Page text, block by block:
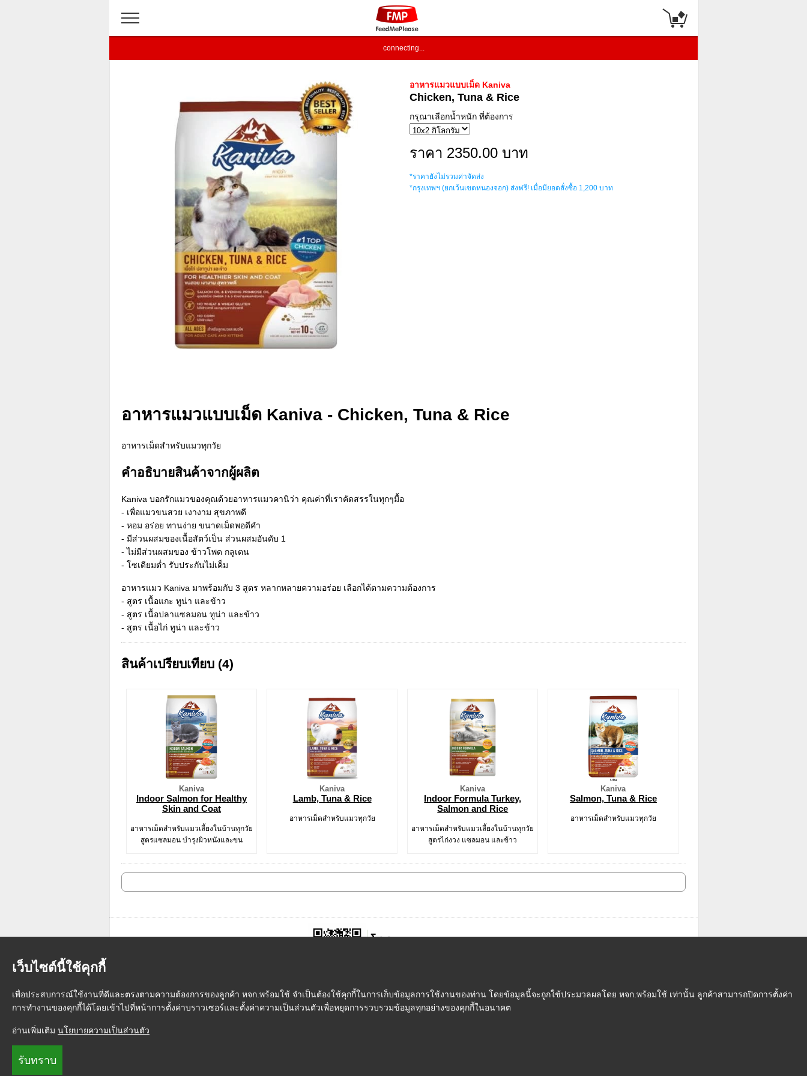
เว็บไซต์นี้ใช้คุกกี้
เพื่อประสบการณ์ใช้งานที่ดีและตรงตามความต้องการของลูกค้า หจก.พร้อมใช้ จำเป็นต้องใช้คุกกี้ในการเก็บข้อมูลการใช้งานของท่าน โดยข้อมูลนี้จะถูกใช้ประมวลผลโดย หจก.พร้อมใช้ เท่านั้น ลูกค้าสามารถปิดการตั้งค่า
การทำงานของคุกกี้ได้โดยเข้าไปที่หน้าการตั้งค่าบราวเซอร์และตั้งค่าความเป็นส่วนตัวเพื่อหยุดการรวบรวมข้อมูลทุกอย่างของคุกกี้ในอนาคต
อ่านเพิ่มเติม นโยบายความเป็นส่วนตัว
รับทราบ
connecting...
อาหารแมวแบบเม็ด Kaniva
Chicken, Tuna & Rice
กรุณาเลือกน้ำหนัก ที่ต้องการ
ราคา 2350.00 บาท
*ราคายังไม่รวมค่าจัดส่ง
*กรุงเทพฯ (ยกเว้นเขตหนองจอก) ส่งฟรี! เมื่อมียอดสั่งซื้อ 1,200 บาท
อาหารแมวแบบเม็ด Kaniva - Chicken, Tuna & Rice
อาหารเม็ดสำหรับแมวทุกวัย
คำอธิบายสินค้าจากผู้ผลิต
Kaniva บอกรักแมวของคุณด้วยอาหารแมวคานิว่า คุณค่าที่เราคัดสรรในทุกๆมื้อ
- เพื่อแมวขนสวย เงางาม สุขภาพดี
- หอม อร่อย ทานง่าย ขนาดเม็ดพอดีคำ
- มีส่วนผสมของเนื้อสัตว์เป็น ส่วนผสมอันดับ 1
- ไม่มีส่วนผสมของ ข้าวโพด กลูเตน
- โซเดียมต่ำ รับประกันไม่เค็ม
อาหารแมว Kaniva มาพร้อมกับ 3 สูตร หลากหลายความอร่อย เลือกได้ตามความต้องการ
- สูตร เนื้อแกะ ทูน่า และข้าว
- สูตร เนื้อปลาแซลมอน ทูน่า และข้าว
- สูตร เนื้อไก่ ทูน่า และข้าว
สินค้าเปรียบเทียบ (4)
Kaniva
Indoor Salmon for Healthy
Skin and Coat
อาหารเม็ดสำหรับแมวเลี้ยงในบ้านทุกวัย
สูตรแซลมอน บำรุงผิวหนังและขน
Kaniva
Lamb, Tuna & Rice
อาหารเม็ดสำหรับแมวทุกวัย
Kaniva
Indoor Formula Turkey,
Salmon and Rice
อาหารเม็ดสำหรับแมวเลี้ยงในบ้านทุกวัย
สูตรไก่งวง แซลมอน และข้าว
Kaniva
Salmon, Tuna & Rice
อาหารเม็ดสำหรับแมวทุกวัย